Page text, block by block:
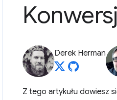
Derek Herman
Z tego artykułu dowiesz